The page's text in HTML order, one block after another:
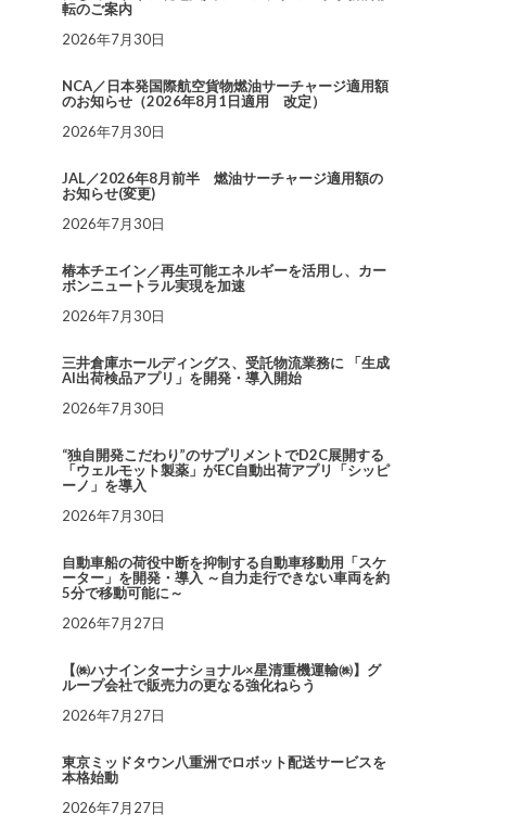
転のご案内
2026年7月30日
NCA／日本発国際航空貨物燃油サーチャージ適用額
のお知らせ（2026年8月1日適用 改定）
2026年7月30日
JAL／2026年8月前半 燃油サーチャージ適用額の
お知らせ(変更)
2026年7月30日
椿本チエイン／再生可能エネルギーを活用し、カー
ボンニュートラル実現を加速
2026年7月30日
三井倉庫ホールディングス、受託物流業務に 「生成
AI出荷検品アプリ」を開発・導入開始
2026年7月30日
“独自開発こだわり”のサプリメントでD2C展開する
「ウェルモット製薬」がEC自動出荷アプリ「シッピ
ーノ」を導入
2026年7月30日
自動車船の荷役中断を抑制する自動車移動用「スケ
ーター」を開発・導入 ～自力走行できない車両を約
5分で移動可能に～
2026年7月27日
【㈱ハナインターナショナル×星清重機運輸㈱】グ
ループ会社で販売力の更なる強化ねらう
2026年7月27日
東京ミッドタウン八重洲でロボット配送サービスを
本格始動
2026年7月27日